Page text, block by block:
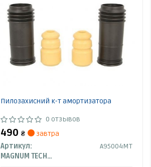
Пилозахисний к-т амортизатора
0 отзывов
490 ₴
завтра
Артикул:
A95004MT
MAGNUM TECHNOLOGY